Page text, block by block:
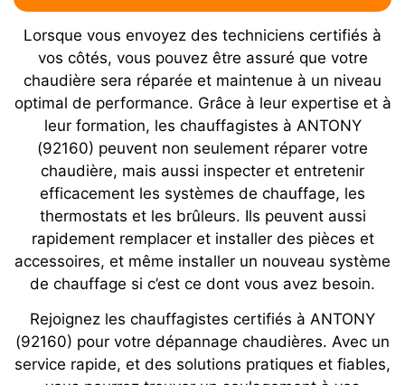
Lorsque vous envoyez des techniciens certifiés à
vos côtés, vous pouvez être assuré que votre
chaudière sera réparée et maintenue à un niveau
optimal de performance. Grâce à leur expertise et à
leur formation, les chauffagistes à ANTONY
(92160) peuvent non seulement réparer votre
chaudière, mais aussi inspecter et entretenir
efficacement les systèmes de chauffage, les
thermostats et les brûleurs. Ils peuvent aussi
rapidement remplacer et installer des pièces et
accessoires, et même installer un nouveau système
de chauffage si c’est ce dont vous avez besoin.
Rejoignez les chauffagistes certifiés à ANTONY
(92160) pour votre dépannage chaudières. Avec un
service rapide, et des solutions pratiques et fiables,